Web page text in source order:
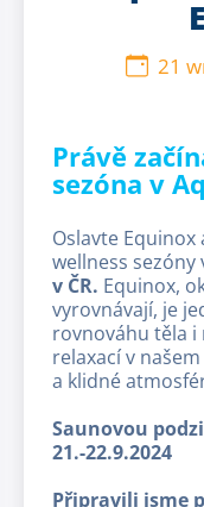
21
Právě
sezóna v
Oslavte
wellness sezóny
v ČR. Equinox,
vyrovnávají, je
rovnováhu těla i
relaxací v
a klidné
Saunovou
21.-22.9.2024
Připravili jsme